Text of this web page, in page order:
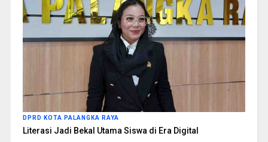
DPRD KOTA PALANGKA RAYA
Literasi Jadi Bekal Utama Siswa di Era Digital